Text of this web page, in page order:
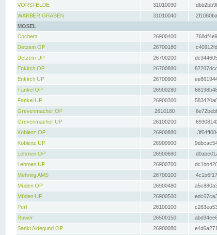
VORSFELDE
31010090
WARBER GRABEN
31010040
MOSEL
Cochem
26900400
Detzem OP
26700180
Detzem UP
26700200
Enkirch OP
26700880
Enkirch UP
26700900
Fankel OP
26900280
Fankel UP
26900300
Grevenmacher OP
2610180
Grevenmacher UP
26100200
Koblenz OP
26900880
Koblenz UP
26900900
Lehmen OP
26900680
Lehmen UP
26900700
Mehring AMS
26700100
Müden OP
26900480
Müden UP
26900500
Perl
26100100
Ruwer
26500150
Sankt Aldegund OP
26900080